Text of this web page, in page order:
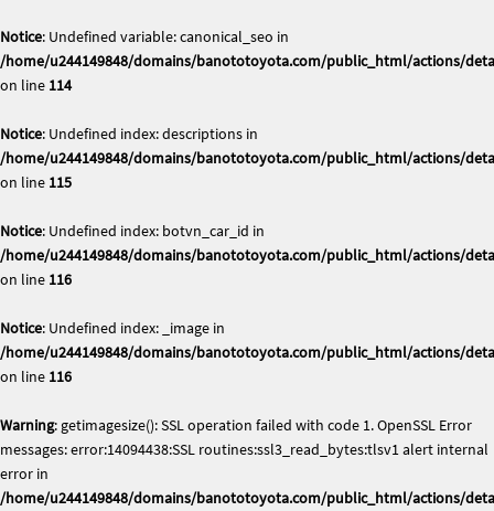
Notice: Undefined variable: canonical_seo in
/home/u244149848/domains/banototoyota.com/public_html/actions/
on line 114
Notice: Undefined index: descriptions in
/home/u244149848/domains/banototoyota.com/public_html/actions/
on line 115
Notice: Undefined index: botvn_car_id in
/home/u244149848/domains/banototoyota.com/public_html/actions/
on line 116
Notice: Undefined index: _image in
/home/u244149848/domains/banototoyota.com/public_html/actions/
on line 116
Warning: getimagesize(): SSL operation failed with code 1. OpenSSL Error
messages: error:14094438:SSL routines:ssl3_read_bytes:tlsv1 alert internal
error in
/home/u244149848/domains/banototoyota.com/public_html/actions/